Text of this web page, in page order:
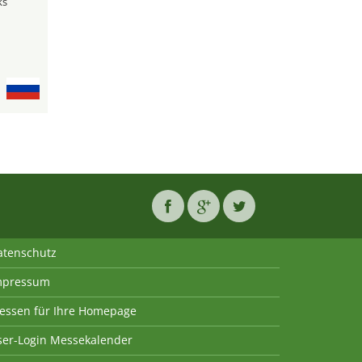
für Ihre Homepage
Login Messekalender